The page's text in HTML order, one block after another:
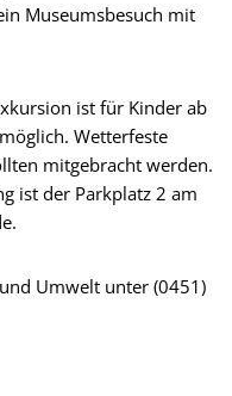
Museumsbesuch mit
ist für Kinder ab
Wetterfeste
mitgebracht werden.
ist der Parkplatz 2 am
Umwelt unter (0451)